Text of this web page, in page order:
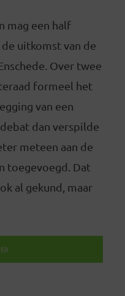
mag een half
uitkomst van de
Over twee
formeel het
van een
dan verspilde
meteen aan de
toegevoegd. Dat
al gekund, maar